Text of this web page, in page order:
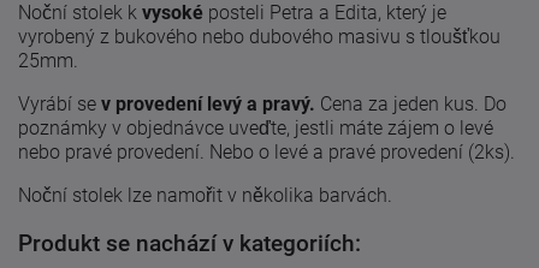
Noční stolek k vysoké posteli Petra a Edita, který je
vyrobený z bukového nebo dubového masivu s tloušťkou
25mm.
Vyrábí se v provedení levý a pravý. Cena za jeden kus. Do
poznámky v objednávce uveďte, jestli máte zájem o levé
nebo pravé provedení. Nebo o levé a pravé provedení (2ks).
Noční stolek lze namořit v několika barvách.
Produkt se nachází v kategoriích: